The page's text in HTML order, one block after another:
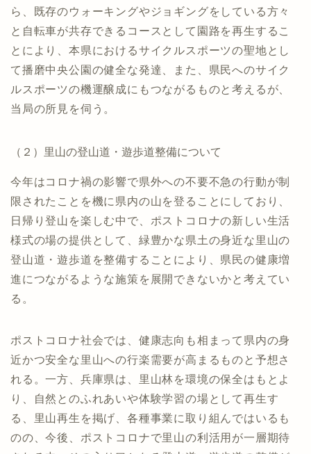
ら、既存のウォーキングやジョギングをしている方々
と自転車が共存できるコースとして園路を再生するこ
とにより、本県におけるサイクルスポーツの聖地とし
て播磨中央公園の健全な発達、また、県民へのサイク
ルスポーツの機運醸成にもつながるものと考えるが、
当局の所見を伺う。
（２）里山の登山道・遊歩道整備について
今年はコロナ禍の影響で県外への不要不急の行動が制
限されたことを機に県内の山を登ることにしており、
日帰り登山を楽しむ中で、ポストコロナの新しい生活
様式の場の提供として、緑豊かな県土の身近な里山の
登山道・遊歩道を整備することにより、県民の健康増
進につながるような施策を展開できないかと考えてい
る。
ポストコロナ社会では、健康志向も相まって県内の身
近かつ安全な里山への行楽需要が高まるものと予想さ
れる。一方、兵庫県は、里山林を環境の保全はもとよ
り、自然とのふれあいや体験学習の場として再生す
る、里山再生を掲げ、各種事業に取り組んではいるも
のの、今後、ポストコロナで里山の利活用が一層期待